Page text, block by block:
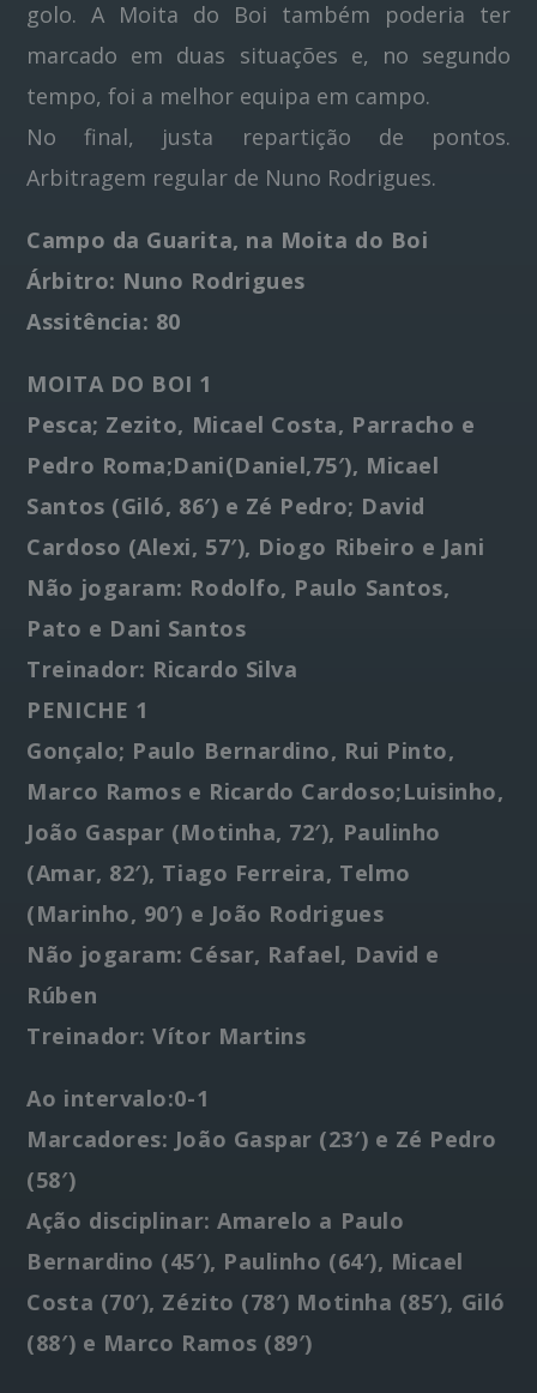
golo. A Moita do Boi também poderia ter
marcado em duas situações e, no segundo
tempo, foi a melhor equipa em campo.
No final, justa repartição de pontos.
Arbitragem regular de Nuno Rodrigues.
Campo da Guarita, na Moita do Boi
Árbitro: Nuno Rodrigues
Assitência: 80
MOITA DO BOI 1
Pesca; Zezito, Micael Costa, Parracho e
Pedro Roma;Dani(Daniel,75′), Micael
Santos (Giló, 86′) e Zé Pedro; David
Cardoso (Alexi, 57′), Diogo Ribeiro e Jani
Não jogaram: Rodolfo, Paulo Santos,
Pato e Dani Santos
Treinador: Ricardo Silva
PENICHE 1
Gonçalo; Paulo Bernardino, Rui Pinto,
Marco Ramos e Ricardo Cardoso;Luisinho,
João Gaspar (Motinha, 72′), Paulinho
(Amar, 82′), Tiago Ferreira, Telmo
(Marinho, 90′) e João Rodrigues
Não jogaram: César, Rafael, David e
Rúben
Treinador: Vítor Martins
Ao intervalo:0-1
Marcadores: João Gaspar (23′) e Zé Pedro
(58′)
Ação disciplinar: Amarelo a Paulo
Bernardino (45′), Paulinho (64′), Micael
Costa (70′), Zézito (78′) Motinha (85′), Giló
(88′) e Marco Ramos (89′)